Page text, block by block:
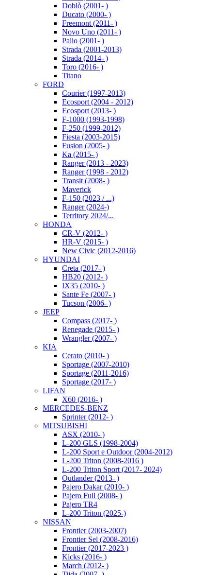
Doblò (2001- )
Ducato (2000- )
Freemont (2011- )
Novo Uno (2011- )
Palio (2001- )
Strada (2001-2013)
Strada (2014- )
Toro (2016- )
Titano
FORD
Courier (1997-2013)
Ecosport (2004 - 2012)
Ecosport (2013- )
F-1000 (1993-1998)
F-250 (1999-2012)
Fiesta (2003-2015)
Fusion (2005- )
Ka (2015- )
Ranger (2013 - 2023)
Ranger (1998 - 2012)
Transit (2008- )
Maverick
F-150 (2023 / ...)
Ranger (2024-)
Territory 2024/...
HONDA
CR-V (2012- )
HR-V (2015- )
New Civic (2012-2016)
HYUNDAI
Creta (2017- )
HB20 (2012- )
IX35 (2010- )
Sante Fe (2007- )
Tucson (2006- )
JEEP
Compass (2017- )
Renegade (2015- )
Wrangler (2007- )
KIA
Cerato (2010- )
Sportage (2007-2010)
Sportage (2011-2016)
Sportage (2017- )
LIFAN
X60 (2016- )
MERCEDES-BENZ
Sprinter (2012- )
MITSUBISHI
ASX (2010- )
L-200 GLS (1998-2004)
L-200 Sport e Outdoor (2004-2012)
L-200 Triton (2008-2016 )
L-200 Triton Sport (2017- 2024)
Outlander (2013- )
Pajero Dakar (2010- )
Pajero Full (2008- )
Pajero TR4
L-200 Triton (2025-)
NISSAN
Frontier (2003-2007)
Frontier Sel (2008-2016)
Frontier (2017-2023 )
Kicks (2016- )
March (2012- )